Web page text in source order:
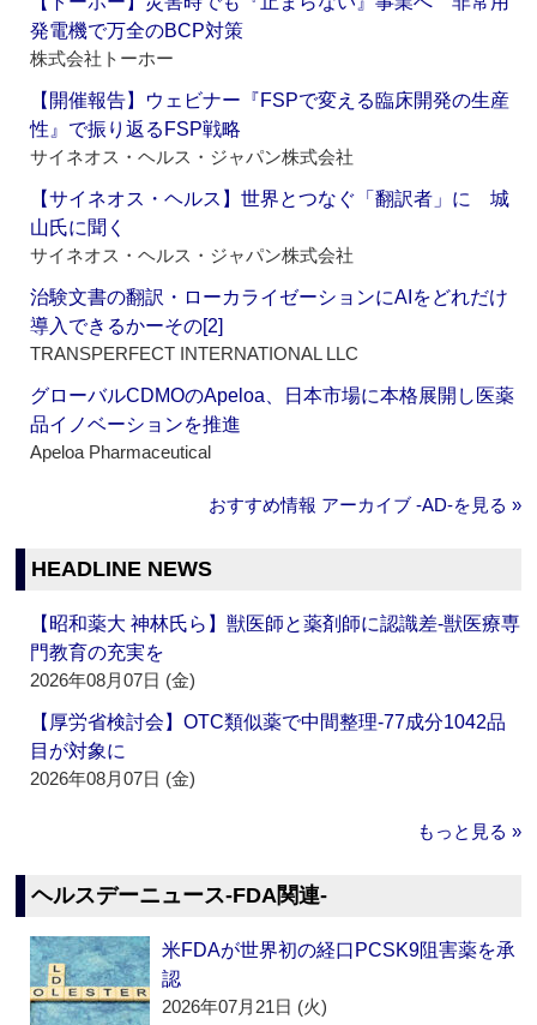
発電機で万全のBCP対策
株式会社トーホー
【開催報告】ウェビナー『FSPで変える臨床開発の生産
性』で振り返るFSP戦略
サイネオス・ヘルス・ジャパン株式会社
【サイネオス・ヘルス】世界とつなぐ「翻訳者」に 城
山氏に聞く
サイネオス・ヘルス・ジャパン株式会社
治験文書の翻訳・ローカライゼーションにAIをどれだけ
導入できるかーその[2]
TRANSPERFECT INTERNATIONAL LLC
グローバルCDMOのApeloa、日本市場に本格展開し医薬
品イノベーションを推進
Apeloa Pharmaceutical
おすすめ情報 アーカイブ ‐AD‐を見る »
HEADLINE NEWS
【昭和薬大 神林氏ら】獣医師と薬剤師に認識差‐獣医療専
門教育の充実を
2026年08月07日 (金)
【厚労省検討会】OTC類似薬で中間整理‐77成分1042品
目が対象に
2026年08月07日 (金)
もっと見る »
ヘルスデーニュース‐FDA関連‐
米FDAが世界初の経口PCSK9阻害薬を承
認
2026年07月21日 (火)